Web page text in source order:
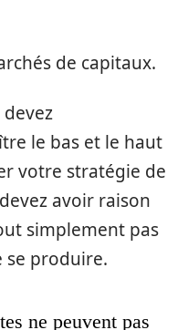
de capitaux.
devez
le bas et le haut
votre stratégie de
avoir raison
simplement pas
se produire.
ne peuvent pas